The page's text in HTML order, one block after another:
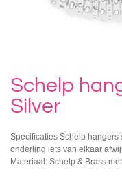
Schelp
Silver
Specificaties Schelp hangers
onderling iets van elkaar
Materiaal: Schelp & Brass